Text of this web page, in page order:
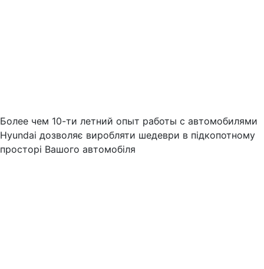
Более чем 10-ти летний опыт работы с автомобилями
Hyundai дозволяє виробляти шедеври в підкопотному
просторі Вашого автомобіля